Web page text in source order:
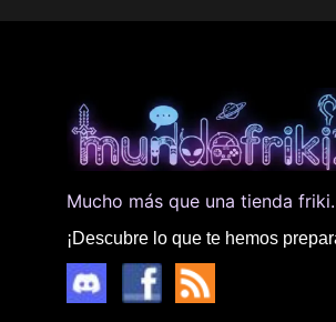
Mucho más que una tienda
¡Descubre lo que te hemos